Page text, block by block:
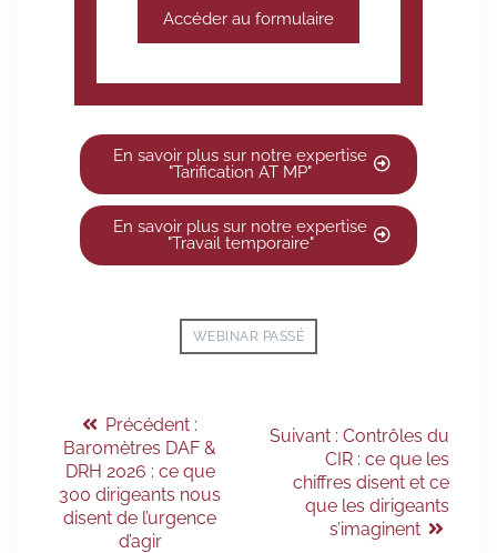
Accéder au formulaire
En savoir plus sur notre expertise
"Tarification AT MP"
En savoir plus sur notre expertise
"Travail temporaire"
WEBINAR PASSÉ
Précédent :
Baromètres DAF &
DRH 2026 : ce que
300 dirigeants nous
disent de l’urgence
d’agir
Suivant : Contrôles du
CIR : ce que les
chiffres disent et ce
que les dirigeants
s’imaginent